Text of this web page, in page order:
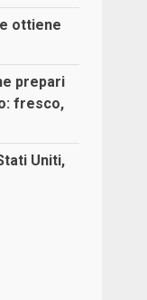
ottiene
prepari
fresco,
Uniti,